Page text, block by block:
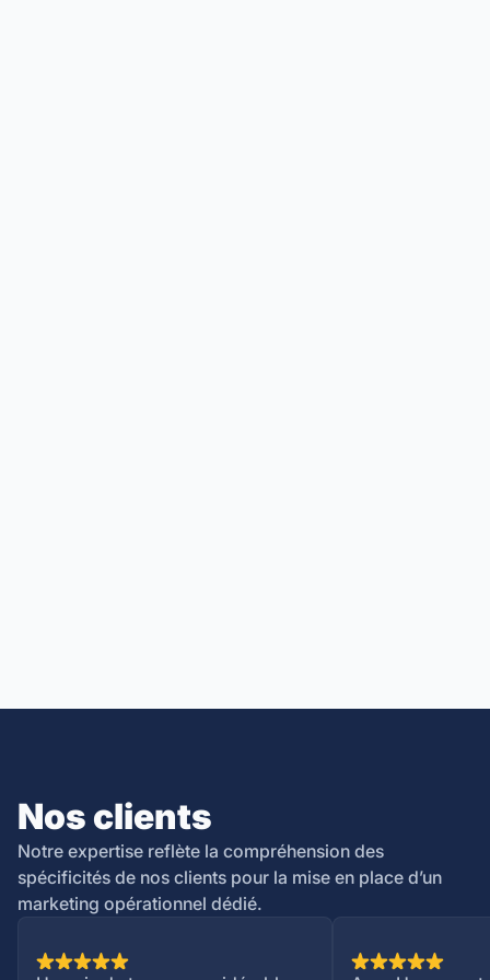
Nos clients
Notre expertise reflète la compréhension des
spécificités de nos clients pour la mise en place d’un
marketing opérationnel dédié.